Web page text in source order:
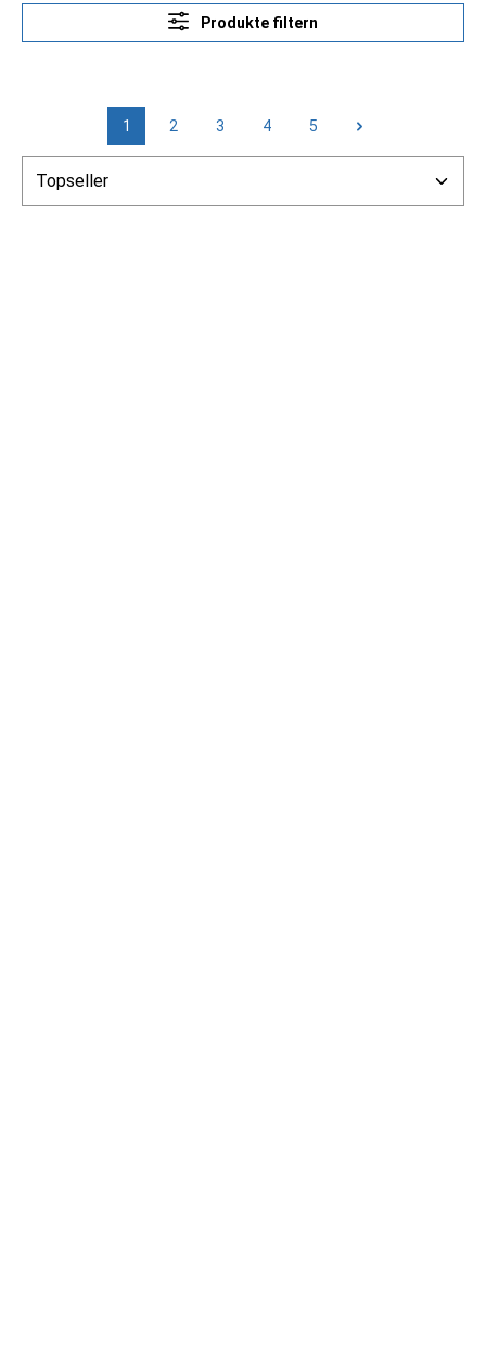
Produkte filtern
Seite
1
Seite
2
Seite
3
Seite
4
Seite
5